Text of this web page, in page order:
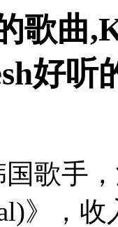
歌曲
好听
国歌手
》，